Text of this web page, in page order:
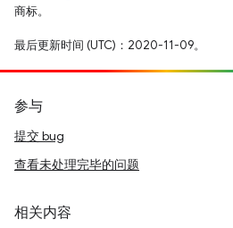
商标。
最后更新时间 (UTC)：2020-11-09。
参与
提交 bug
查看未处理完毕的问题
相关内容